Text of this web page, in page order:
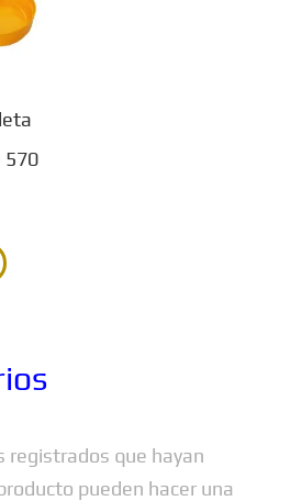
570
registrados que hayan
pueden hacer una